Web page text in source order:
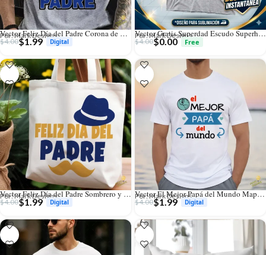
Vector Feliz Día del Padre Corona de Rey para Sublimación
Por: Mark Designs
$4.00$1.99
Vector Gratis Superdad Escudo Superhéroe para Sublimación y Corte
Por: Mark Designs
$4.00$0.00
Vector Feliz Día del Padre Sombrero y Bigote para Sublimación
Por: Mark Designs
$4.00$1.99
Vector El Mejor Papá del Mundo Mapamundi para Sublimación
Por: Mark Designs
$4.00$1.99